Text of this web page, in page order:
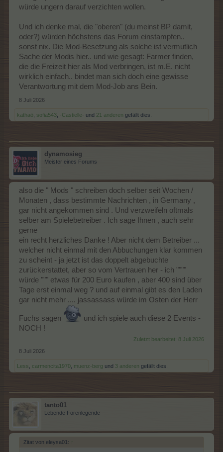
würde ungern darauf verzichten wollen.
Und ich denke mal, die "oberen" (du meinst BP damit,
oder?) würden höchstens das Forum einstampfen..
sonst nix. Die Mod-Besetzung als solche ist vermutlich
Sache der Modis hier.. und wie gesagt: Farmer finden,
die die Freizeit hier als Mod verbringen, ist m.E. nicht
wirklich einfach.. bindet man sich doch eine gewisse
Verantwortung mit dem Mod-Job ans Bein.
8 Juli 2026
kathaö sofia543 -Castielle- und 21 anderen gefällt dies.
dynamosieg
Meister eines Forums
also die " Mods " schreiben doch selber seit Wochen /
Monaten , dass bestimmte Nachrichten , in Germany ,
gar nicht angekommen sind . Und verzweifeln oftmals
selber am Spielebetreiber . Ich sage Ihnen , auch sehr
gerne
ein recht herzliches Danke ! Aber nicht dem Betreiber ...
welcher nicht einmal mit den Abbuchungen klar kommen
zu scheint - ja jetzt ist das doppelt abgebuchte
zurückerstattet, aber so vom Vertrauen her - ich """"
würde """ etwas für 200 Euro kaufen , aber 400 sind über
Tage erst einmal weg ? und auf einmal gibt es den Laden
gar nicht mehr .... jassassass würde im Osten der Herr
Fuchs sagen
und ich spiele auch diese 2 Events -
NOCH !
Zuletzt bearbeitet: 8 Juli 2026
8 Juli 2026
Less carmencita1970 muenz-berg und 3 anderen gefällt dies.
tanto01
Lebende Forenlegende
Zitat von eleysa01: ↑